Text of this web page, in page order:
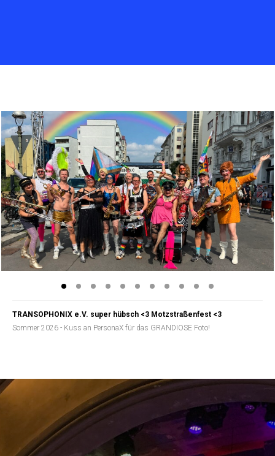
TRANSOPHONIX e.V. super hübsch <3 Motzstraßenfest <3
Sommer 2026 - Kuss an PersonaX für das GRANDIOSE Foto!